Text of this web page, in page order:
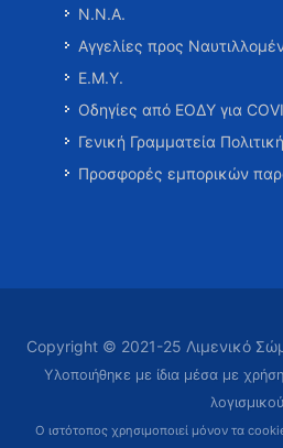
Ν.Ν.Α.
Αγγελίες προς
Ε.Μ.Υ.
Οδηγίες από ΕΟΔΥ για
Γενική Γραμματεία
Προσφορές εμπορικών
Copyright © 2021-25 Λιμενικό
Υλοποιήθηκε με ίδια μέσα με
λογισμικού
Ο ιστότοπος χρησιμοποιεί μόνον τα